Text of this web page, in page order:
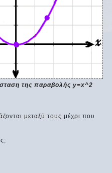
της παραβολής y=x^2
μεταξύ τους μέχρι που